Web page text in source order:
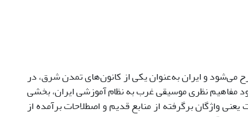
می‌‌شود و ایران به‌عنوان یکی از کانون‌های تمدن شرق، در
مفاهیم نظری موسیقی غرب به نظام آموزشی ایران، بخشی
واژگان برگرفته از منابع قدیم و اصطلاحات برآمده از